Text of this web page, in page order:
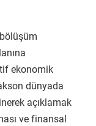
ekonomik
dünyada
açıklamak
ve finansal